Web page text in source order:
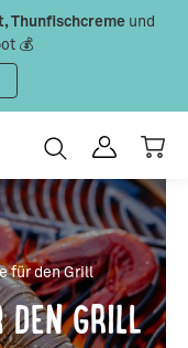
Thunfischcreme und
💰
für den Grill
DEN GRILL